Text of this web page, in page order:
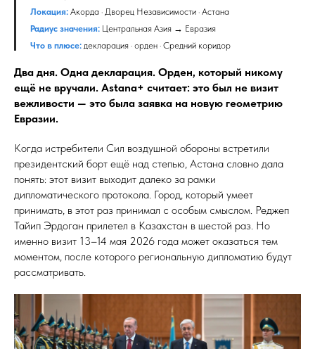
Локация:Акорда · Дворец Независимости · Астана
Радиус значения: Центральная Азия → Евразия
Что в плюсе:декларация · орден · Средний коридор
Два дня. Одна декларация. Орден, который никому
ещё не вручали. Astana+ считает: это был не визит
вежливости — это была заявка на новую геометрию
Евразии.
Когда истребители Сил воздушной обороны встретили
президентский борт ещё над степью, Астана словно дала
понять: этот визит выходит далеко за рамки
дипломатического протокола. Город, который умеет
принимать, в этот раз принимал с особым смыслом. Реджеп
Тайип Эрдоган прилетел в Казахстан в шестой раз. Но
именно визит 13–14 мая 2026 года может оказаться тем
моментом, после которого региональную дипломатию будут
рассматривать.